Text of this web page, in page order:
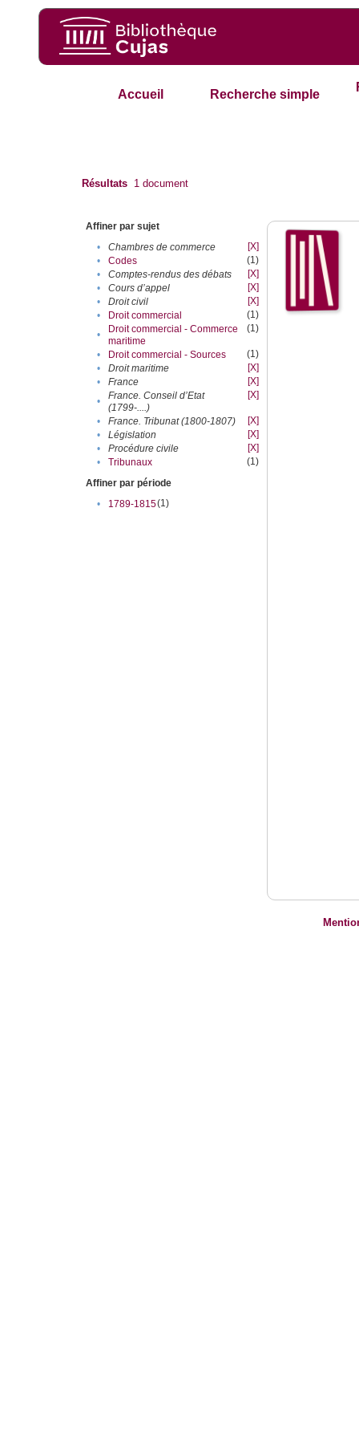
Accueil Recherche simple
Résultats 1 document
Affiner par sujet
•
Chambres de commerce
[X]
•
Codes
(1)
•
Comptes-rendus des débats
[X]
•
Cours d’appel
[X]
•
Droit civil
[X]
•
Droit commercial
(1)
•
Droit commercial - Commerce
maritime
(1)
• Droit commercial - Sources
(1)
•
Droit maritime
[X]
•
France
[X]
•
France. Conseil d’Etat
(1799-....)
[X]
• France. Tribunat (1800-1807)
[X]
•
Législation
[X]
•
Procédure civile
[X]
•
Tribunaux
(1)
Affiner par période
•
1789-1815(1)